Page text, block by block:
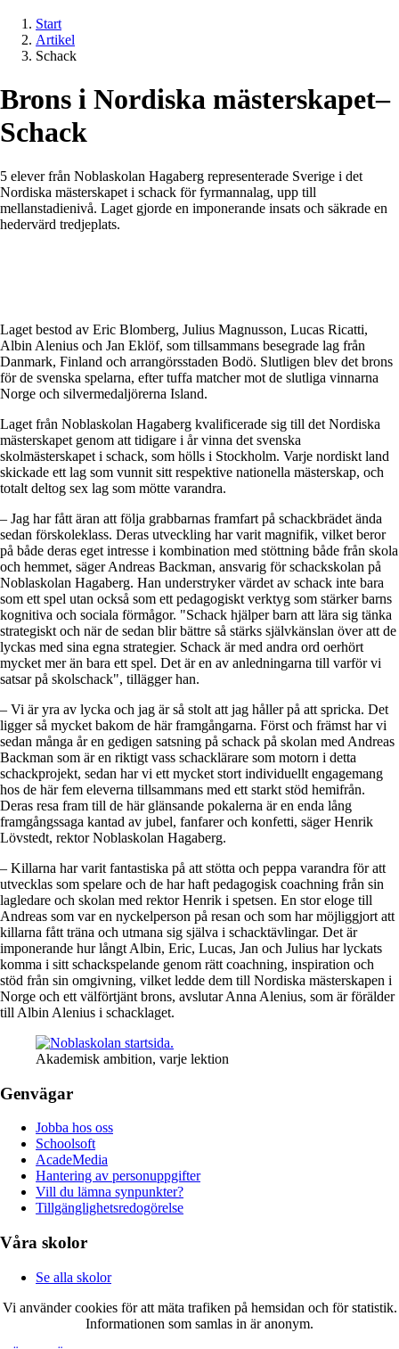
Start
Artikel
Schack
Brons i Nordiska mästerskapet–
Schack
5 elever från Noblaskolan Hagaberg representerade Sverige i det
Nordiska mästerskapet i schack för fyrmannalag, upp till
mellanstadienivå. Laget gjorde en imponerande insats och säkrade en
hedervärd tredjeplats.
Laget bestod av Eric Blomberg, Julius Magnusson, Lucas Ricatti,
Albin Alenius och Jan Eklöf, som tillsammans besegrade lag från
Danmark, Finland och arrangörsstaden Bodö. Slutligen blev det brons
för de svenska spelarna, efter tuffa matcher mot de slutliga vinnarna
Norge och silvermedaljörerna Island.
Laget från Noblaskolan Hagaberg kvalificerade sig till det Nordiska
mästerskapet genom att tidigare i år vinna det svenska
skolmästerskapet i schack, som hölls i Stockholm. Varje nordiskt land
skickade ett lag som vunnit sitt respektive nationella mästerskap, och
totalt deltog sex lag som mötte varandra.
– Jag har fått äran att följa grabbarnas framfart på schackbrädet ända
sedan förskoleklass. Deras utveckling har varit magnifik, vilket beror
på både deras eget intresse i kombination med stöttning både från skola
och hemmet, säger Andreas Backman, ansvarig för schackskolan på
Noblaskolan Hagaberg. Han understryker värdet av schack inte bara
som ett spel utan också som ett pedagogiskt verktyg som stärker barns
kognitiva och sociala förmågor. "Schack hjälper barn att lära sig tänka
strategiskt och när de sedan blir bättre så stärks självkänslan över att de
lyckas med sina egna strategier. Schack är med andra ord oerhört
mycket mer än bara ett spel. Det är en av anledningarna till varför vi
satsar på skolschack", tillägger han.
– Vi är yra av lycka och jag är så stolt att jag håller på att spricka. Det
ligger så mycket bakom de här framgångarna. Först och främst har vi
sedan många år en gedigen satsning på schack på skolan med Andreas
Backman som är en riktigt vass schacklärare som motorn i detta
schackprojekt, sedan har vi ett mycket stort individuellt engagemang
hos de här fem eleverna tillsammans med ett starkt stöd hemifrån.
Deras resa fram till de här glänsande pokalerna är en enda lång
framgångssaga kantad av jubel, fanfarer och konfetti, säger Henrik
Lövstedt, rektor Noblaskolan Hagaberg.
– Killarna har varit fantastiska på att stötta och peppa varandra för att
utvecklas som spelare och de har haft pedagogisk coachning från sin
lagledare och skolan med rektor Henrik i spetsen. En stor eloge till
Andreas som var en nyckelperson på resan och som har möjliggjort att
killarna fått träna och utmana sig själva i schacktävlingar. Det är
imponerande hur långt Albin, Eric, Lucas, Jan och Julius har lyckats
komma i sitt schackspelande genom rätt coachning, inspiration och
stöd från sin omgivning, vilket ledde dem till Nordiska mästerskapen i
Norge och ett välförtjänt brons, avslutar Anna Alenius, som är förälder
till Albin Alenius i schacklaget.
Akademisk ambition, varje lektion
Genvägar
Jobba hos oss
Schoolsoft
AcadeMedia
Hantering av personuppgifter
Vill du lämna synpunkter?
Tillgänglighetsredogörelse
Våra skolor
Se alla skolor
Vi använder cookies för att mäta trafiken på hemsidan och för statistik.
Informationen som samlas in är anonym.